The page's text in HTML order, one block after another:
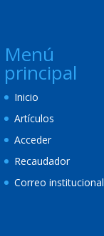
Menú
principal
Inicio
Artículos
Acceder
Recaudador
Correo institucional